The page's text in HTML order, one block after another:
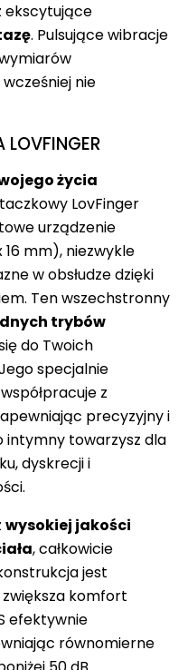
ekscytujące
. Pulsujące wibracje
nie
LOVFINGER
życia
LovFinger
urządzenie
mm), niezwykle
w obsłudze dzięki
Ten wszechstronny
trybów
do Twoich
specjalnie
z
precyzyjny i
intymny towarzysz dla
dyskrecji i
wysokiej jakości
, całkowicie
jest
komfort
efektywnie
równomierne